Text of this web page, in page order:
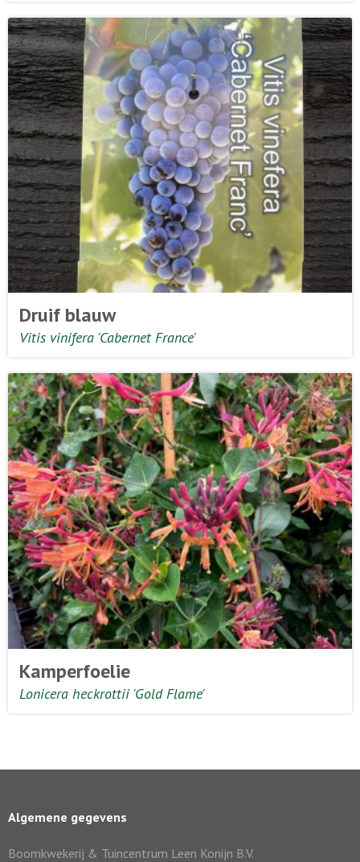
Druif blauw
Vitis vinifera 'Cabernet France'
Kamperfoelie
Lonicera heckrottii 'Gold Flame'
Algemene gegevens
Boomkwekerij & Tuincentrum Leen Konijn B.V.